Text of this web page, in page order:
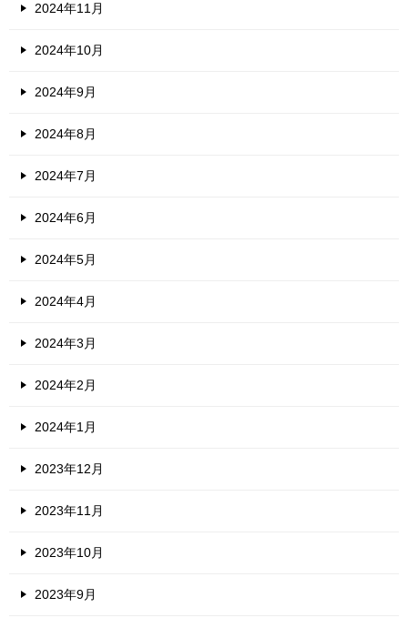
2024年11月
2024年10月
2024年9月
2024年8月
2024年7月
2024年6月
2024年5月
2024年4月
2024年3月
2024年2月
2024年1月
2023年12月
2023年11月
2023年10月
2023年9月